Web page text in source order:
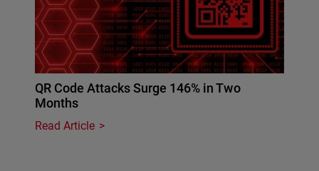
QR Code Attacks Surge 146% in Two
Months
Read Article